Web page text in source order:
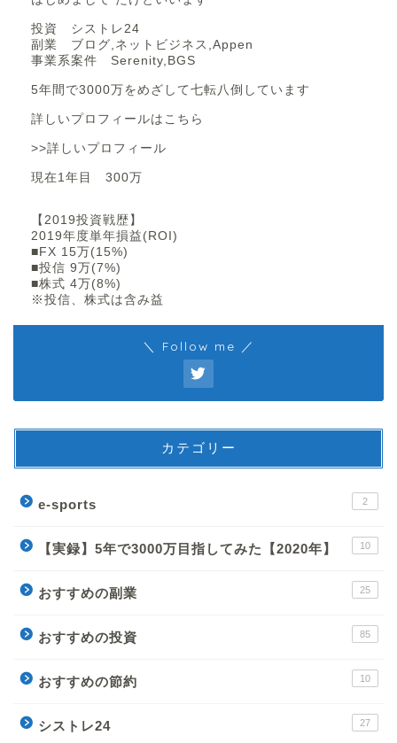
投資 シストレ24
副業 ブログ,ネットビジネス,Appen
事業系案件 Serenity,BGS
5年間で3000万をめざして七転八倒しています
詳しいプロフィールはこちら
>>詳しいプロフィール
現在1年目 300万
【2019投資戦歴】
2019年度単年損益(ROI)
■FX 15万(15%)
■投信 9万(7%)
■株式 4万(8%)
※投信、株式は含み益
＼ Follow me ／
カテゴリー
e-sports 2
【実録】5年で3000万目指してみた【2020年】 10
おすすめの副業 25
おすすめの投資 85
おすすめの節約 10
シストレ24 27